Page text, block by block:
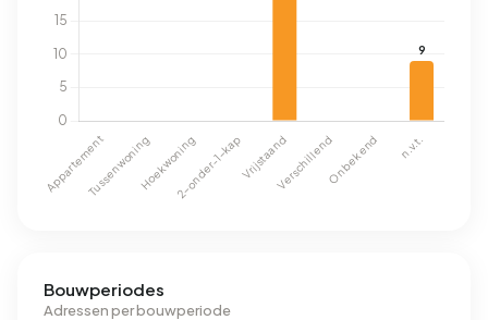
Bouwperiodes
Adressen per bouwperiode